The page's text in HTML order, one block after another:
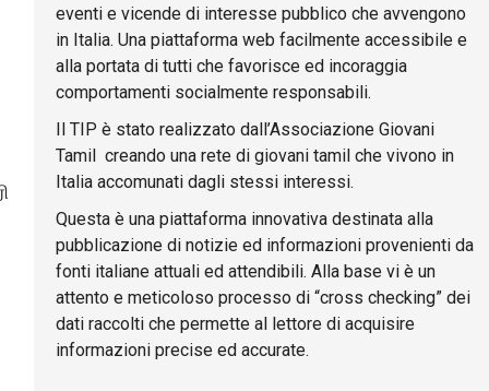
eventi e vicende di interesse pubblico che avvengono
in Italia. Una piattaforma web facilmente accessibile e
alla portata di tutti che favorisce ed incoraggia
comportamenti socialmente responsabili.
Il TIP è stato realizzato dall’Associazione Giovani
Tamil creando una rete di giovani tamil che vivono in
Italia accomunati dagli stessi interessi.
Questa è una piattaforma innovativa destinata alla
pubblicazione di notizie ed informazioni provenienti da
fonti italiane attuali ed attendibili. Alla base vi è un
attento e meticoloso processo di “cross checking” dei
dati raccolti che permette al lettore di acquisire
informazioni precise ed accurate.